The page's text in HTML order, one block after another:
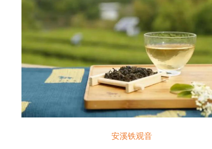
安溪铁观音